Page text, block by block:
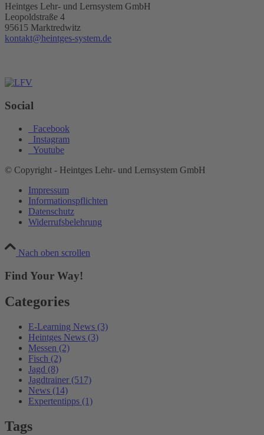
Heintges Lehr- und Lernsystem GmbH
Leopoldstraße 4
95615 Marktredwitz
kontakt@heintges-system.de
Social
Facebook
Instagram
Youtube
© Copyright - Heintges Lehr- und Lernsystem GmbH
Impressum
Informationspflichten
Datenschutz
Widerrufsbelehrung
Nach oben scrollen
Find Your Way!
Categories
E-Learning News (3)
Heintges News (3)
Messen (2)
Fisch (2)
Jagd (8)
Jagdtrainer (517)
News (14)
Expertentipps (1)
Tags